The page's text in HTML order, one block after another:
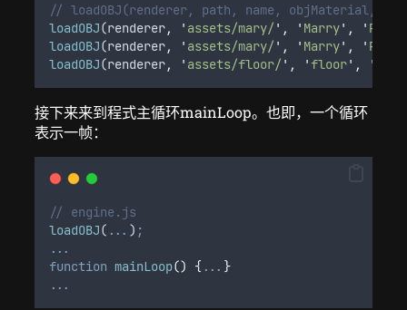
// loadOBJ(renderer, path, name, objMaterial,
loadOBJ(renderer, ' assets/mary/ ' , ' Marry' , '
loadOBJ(renderer, ' assets/mary/ ' , ' Marry' , '
loadOBJ(renderer, ' assets/floor/ ' , ' floor' , '
接下来来到程式主循环mainLoop。也即，一个循环
表示一帧：
// engine.js
loadOBJ( ... ) ;
...
function mainLoop() { ... }
...